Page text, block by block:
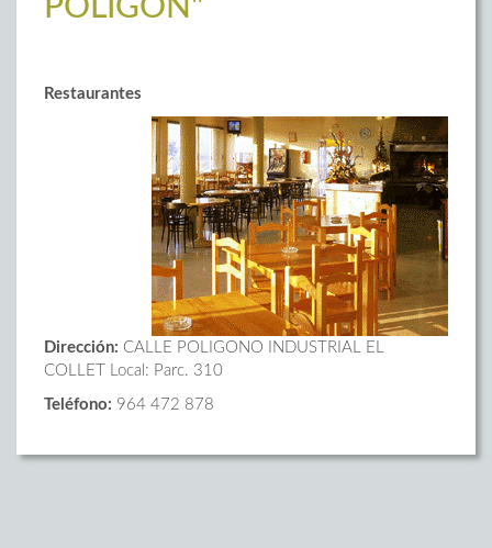
POLIGON"
Restaurantes
Dirección: CALLE POLIGONO INDUSTRIAL EL
COLLET Local: Parc. 310
Teléfono: 964 472 878